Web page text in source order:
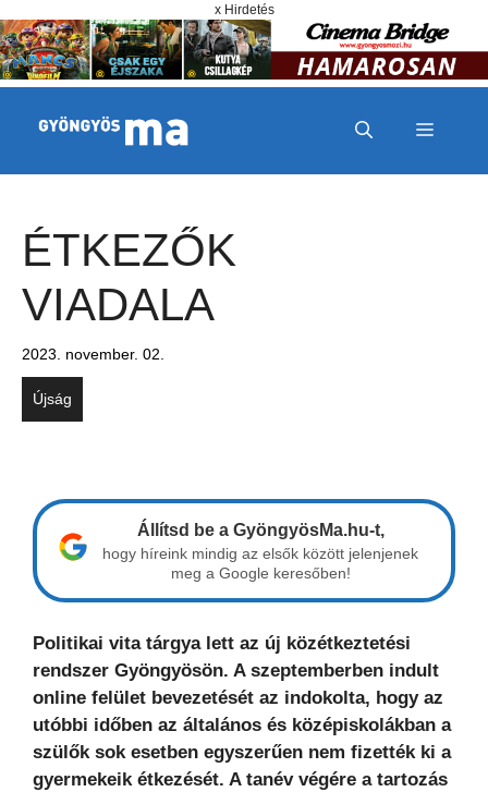
x Hirdetés
MENÜ
ÉTKEZŐK
VIADALA
2023. november. 02.
Újság
Állítsd be a GyöngyösMa.hu-t,
hogy híreink mindig az elsők között jelenjenek
meg a Google keresőben!
Politikai vita tárgya lett az új közétkeztetési
rendszer Gyöngyösön. A szeptemberben indult
online felület bevezetését az indokolta, hogy az
utóbbi időben az általános és középiskolákban a
szülők sok esetben egyszerűen nem fizették ki a
gyermekeik étkezését. A tanév végére a tartozás